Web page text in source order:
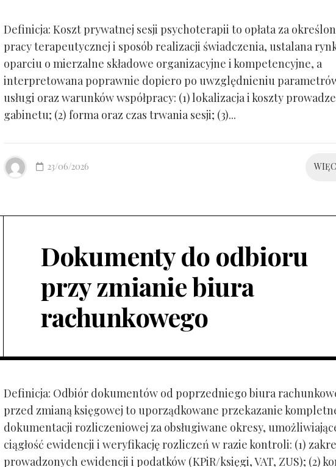
Definicja: Koszt prywatnej sesji psychoterapii to opłata za
pracy terapeutycznej i sposób realizacji świadczenia, ustalana
oparciu o mierzalne składowe organizacyjne i kompetencyjne, a
interpretowana poprawnie dopiero po uwzględnieniu
usługi oraz warunków współpracy: (1) lokalizacja i koszty
gabinetu; (2) forma oraz czas trwania sesji; (3)...
23/06/2026
Dokumenty do odbioru
przy zmianie biura
rachunkowego
Definicja: Odbiór dokumentów od poprzedniego biura
przed zmianą księgowej to uporządkowane przekazanie
dokumentacji rozliczeniowej za obsługiwane okresy,
ciągłość ewidencji i weryfikację rozliczeń w razie kontroli: (1)
prowadzonych ewidencji i podatków (KPiR/księgi, VAT, ZUS); (2)